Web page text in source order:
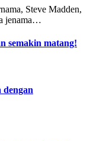
Steve Madden,
jenama…
semakin matang!